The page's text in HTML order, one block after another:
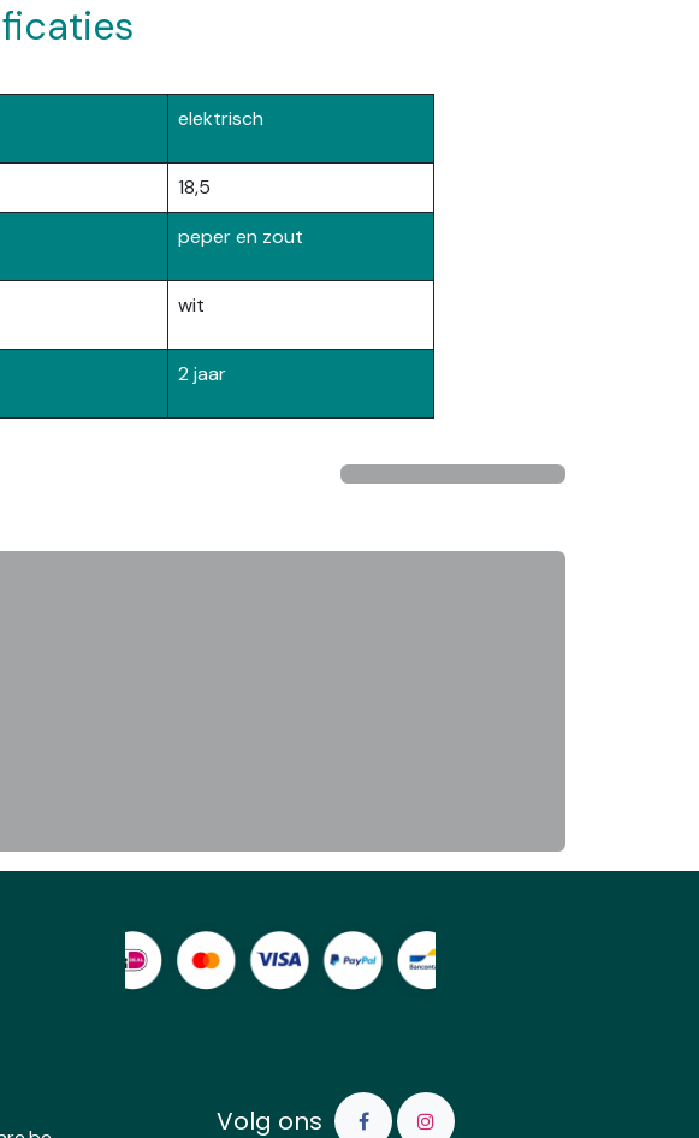
elektrisch
18,5
peper en zout
wit
2 jaar
Volg ons